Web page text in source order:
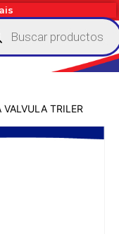
TRILER